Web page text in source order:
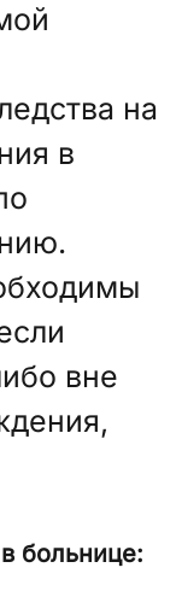
на
в
вне
больнице: